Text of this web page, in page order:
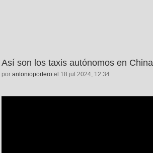
Así son los taxis autónomos en China
por antonioportero el 18 jul 2024, 12:34